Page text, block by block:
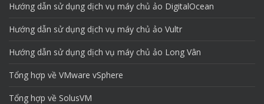
Hướng dẫn sử dụng dịch vụ máy chủ ảo DigitalOcean
Hướng dẫn sử dụng dịch vụ máy chủ ảo Vultr
Hướng dẫn sử dụng dịch vụ máy chủ ảo Long Vân
Tổng hợp về VMware vSphere
Tổng hợp về SolusVM